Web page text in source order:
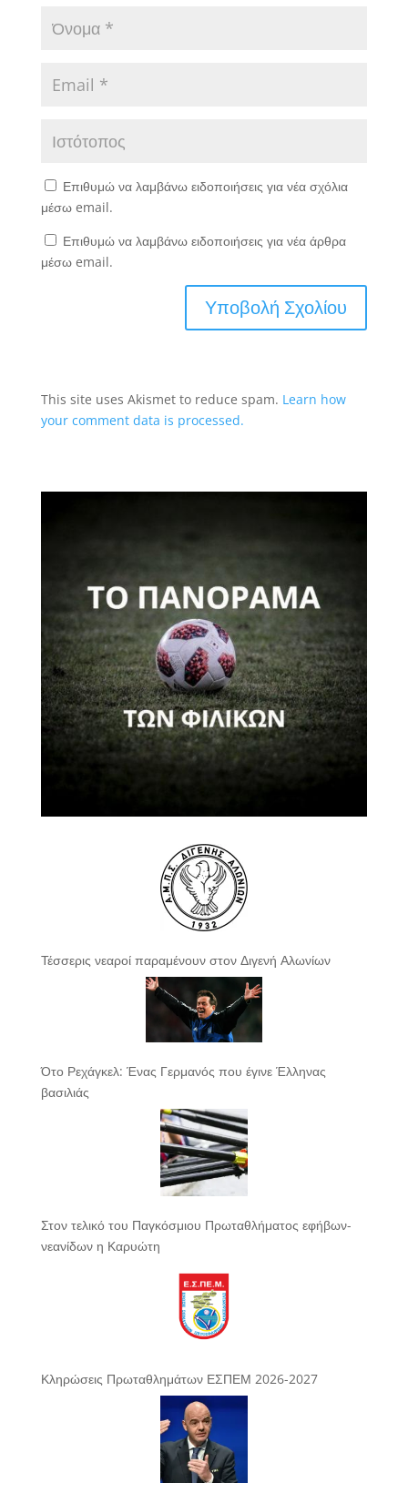
Επιθυμώ να λαμβάνω ειδοποιήσεις για νέα σχόλια
μέσω email.
Επιθυμώ να λαμβάνω ειδοποιήσεις για νέα άρθρα
μέσω email.
This site uses Akismet to reduce spam. Learn how
your comment data is processed.
Τέσσερις νεαροί παραμένουν στον Διγενή Αλωνίων
Ότο Ρεχάγκελ: Ένας Γερμανός που έγινε Έλληνας
βασιλιάς
Στον τελικό του Παγκόσμιου Πρωταθλήματος εφήβων-
νεανίδων η Καρυώτη
Κληρώσεις Πρωταθλημάτων ΕΣΠΕΜ 2026-2027